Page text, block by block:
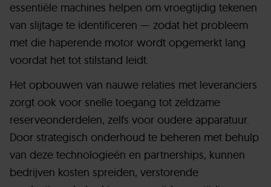
essentiële machines helpen om vroegtijdig tekenen
van slijtage te identificeren — zodat het probleem
met die haperende motor wordt opgemerkt lang
voordat het tot stilstand leidt.
Het opbouwen van nauwe relaties met leveranciers
zorgt ook voor snelle toegang tot zeldzame
reserveonderdelen, zelfs voor oudere apparatuur.
Door strategisch onderhoud te beheren met behulp
van deze technologieën en partnerships, kunnen
bedrijven kosten spreiden, verstorende